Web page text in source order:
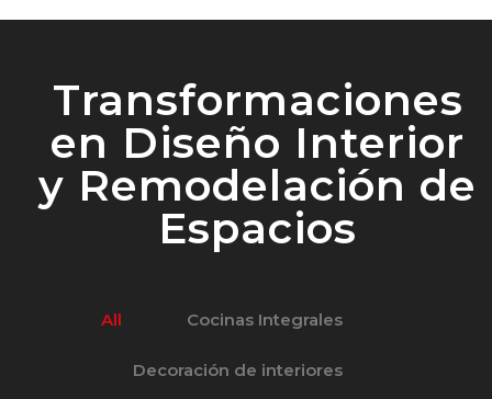
Transformaciones
en Diseño Interior
y Remodelación de
Espacios
All Cocinas Integrales
Decoración de interiores